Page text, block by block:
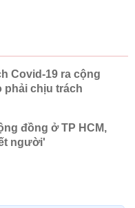
Covid-19 ra cộng
phải chịu trách
đồng ở TP HCM,
người'